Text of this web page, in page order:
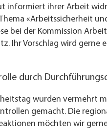
informiert ihrer Arbeit
«Arbeitssicherheit
bei der Kommission
Ihr Vorschlag wird gerne
durch
wurden vermehrt
gemacht. Die
möchten wir